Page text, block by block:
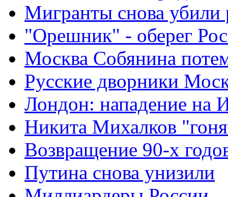
Мигранты снова убили
"Орешник" - оберег
Москва Собянина
Русские дворники
Лондон: нападение на
Никита Михалков
Возвращение 90-х
Путина снова унизили